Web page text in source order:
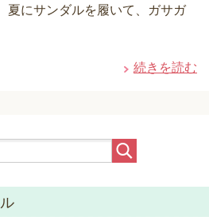
夏にサンダルを履いて、ガサガ
続きを読む